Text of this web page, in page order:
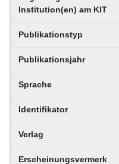
Institution(en) am KIT
Publikationstyp
Publikationsjahr
Sprache
Identifikator
Verlag
Erscheinungsvermerk